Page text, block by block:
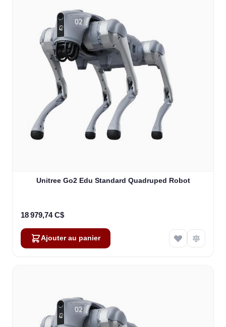
Unitree Go2 Edu Standard Quadruped Robot
18 979,74 C$
Ajouter au panier